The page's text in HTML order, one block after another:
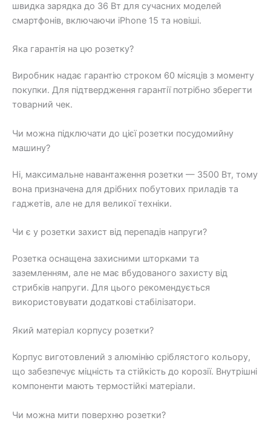
швидка зарядка до 36 Вт для сучасних моделей
смартфонів, включаючи iPhone 15 та новіші.
Яка гарантія на цю розетку?
Виробник надає гарантію строком 60 місяців з моменту
покупки. Для підтвердження гарантії потрібно зберегти
товарний чек.
Чи можна підключати до цієї розетки посудомийну
машину?
Ні, максимальне навантаження розетки — 3500 Вт, тому
вона призначена для дрібних побутових приладів та
гаджетів, але не для великої техніки.
Чи є у розетки захист від перепадів напруги?
Розетка оснащена захисними шторками та
заземленням, але не має вбудованого захисту від
стрибків напруги. Для цього рекомендується
використовувати додаткові стабілізатори.
Який матеріал корпусу розетки?
Корпус виготовлений з алюмінію сріблястого кольору,
що забезпечує міцність та стійкість до корозії. Внутрішні
компоненти мають термостійкі матеріали.
Чи можна мити поверхню розетки?